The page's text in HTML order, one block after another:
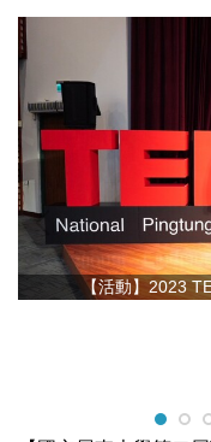
【活動】2023